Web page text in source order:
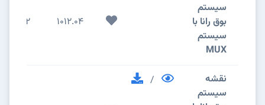
سیستم
بوق رانا با
سیستم
MUX
1012.04
2
نقشه
سیستم
/